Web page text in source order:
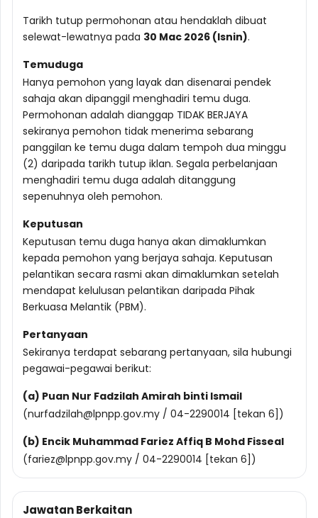
Tarikh tutup permohonan atau hendaklah dibuat
selewat-lewatnya pada 30 Mac 2026 (Isnin).
Temuduga
Hanya pemohon yang layak dan disenarai pendek
sahaja akan dipanggil menghadiri temu duga.
Permohonan adalah dianggap TIDAK BERJAYA
sekiranya pemohon tidak menerima sebarang
panggilan ke temu duga dalam tempoh dua minggu
(2) daripada tarikh tutup iklan. Segala perbelanjaan
menghadiri temu duga adalah ditanggung
sepenuhnya oleh pemohon.
Keputusan
Keputusan temu duga hanya akan dimaklumkan
kepada pemohon yang berjaya sahaja. Keputusan
pelantikan secara rasmi akan dimaklumkan setelah
mendapat kelulusan pelantikan daripada Pihak
Berkuasa Melantik (PBM).
Pertanyaan
Sekiranya terdapat sebarang pertanyaan, sila hubungi
pegawai-pegawai berikut:
(a) Puan Nur Fadzilah Amirah binti Ismail
(nurfadzilah@lpnpp.gov.my / 04-2290014 [tekan 6])
(b) Encik Muhammad Fariez Affiq B Mohd Fisseal
(fariez@lpnpp.gov.my / 04-2290014 [tekan 6])
Jawatan Berkaitan